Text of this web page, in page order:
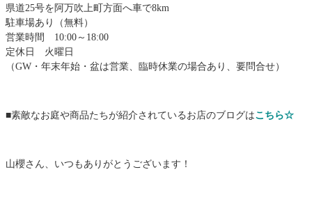
県道25号を阿万吹上町方面へ車で8km
駐車場あり（無料）
営業時間 10:00～18:00
定休日 火曜日
（GW・年末年始・盆は営業、臨時休業の場合あり、要問合せ）
■素敵なお庭や商品たちが紹介されているお店のブログはこちら☆
山櫻さん、いつもありがとうございます！